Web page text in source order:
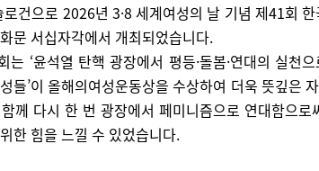
로건으로 2026년 3·8 세계여성의 날 기념 제41회
문 서십자각에서 개최되었습니다.
는 ‘윤석열 탄핵 광장에서 평등·돌봄·연대의 실천
들’이 올해의여성운동상을 수상하여 더욱 뜻깊은
께 다시 한 번 광장에서 페미니즘으로 연대함으로
한 힘을 느낄 수 있었습니다.